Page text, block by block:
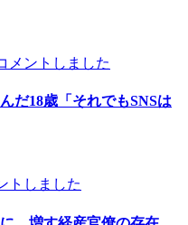
メントしました
だ18歳「それでもSNSは
トしました